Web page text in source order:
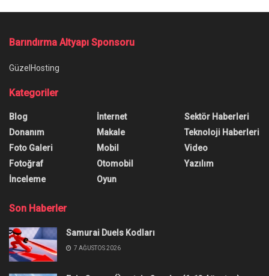
Barındırma Altyapı Sponsoru
GüzelHosting
Kategoriler
Blog
Donanım
Foto Galeri
Fotoğraf
İnceleme
İnternet
Makale
Mobil
Otomobil
Oyun
Sektör Haberleri
Teknoloji Haberleri
Video
Yazılım
Son Haberler
Samurai Duels Kodları
7 AĞUSTOS 2026